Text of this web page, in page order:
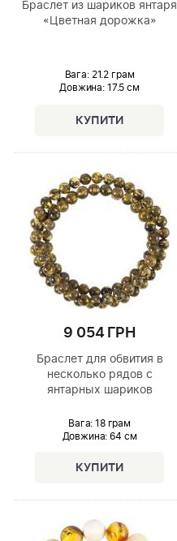
Браслет из шариков янтаря
«Цветная дорожка»
Вага: 21.2 грам
Довжина: 17.5 см
9 054 ГРН
Браслет для обвития в
несколько рядов с
янтарных шариков
Вага: 18 грам
Довжина: 64 см